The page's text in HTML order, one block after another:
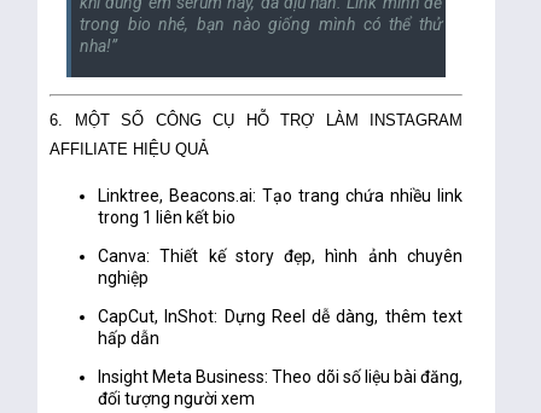
trong bio nhé, bạn nào giống mình có thể thử
nha!”
6. MỘT SỐ CÔNG CỤ HỖ TRỢ LÀM INSTAGRAM
AFFILIATE HIỆU QUẢ
Linktree, Beacons.ai: Tạo trang chứa nhiều link
trong 1 liên kết bio
Canva: Thiết kế story đẹp, hình ảnh chuyên
nghiệp
CapCut, InShot: Dựng Reel dễ dàng, thêm text
hấp dẫn
Insight Meta Business: Theo dõi số liệu bài đăng,
đối tượng người xem